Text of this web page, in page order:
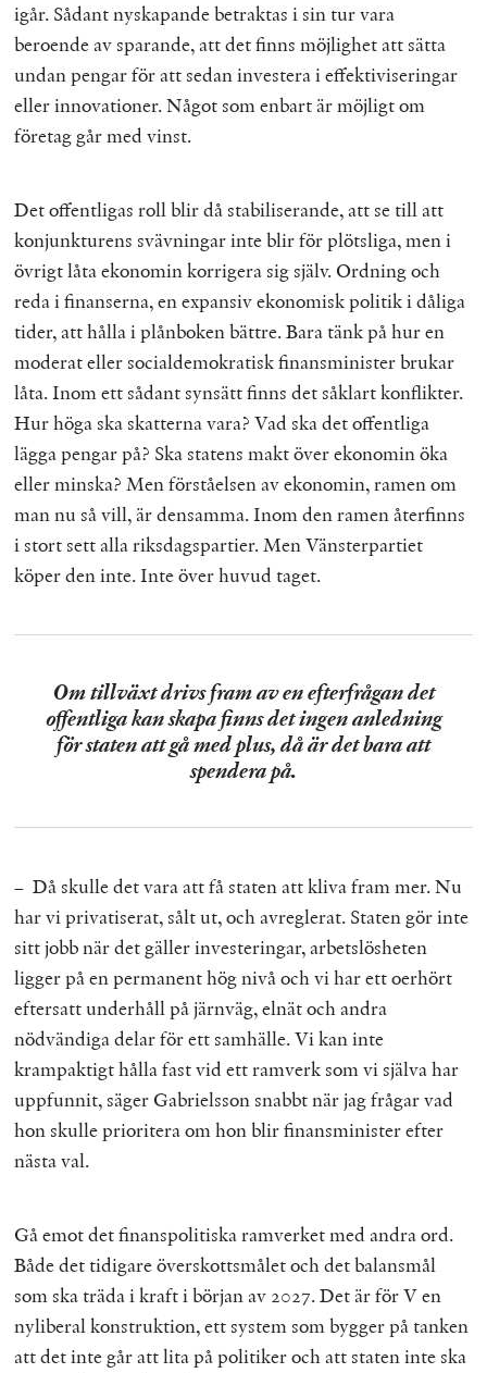
igår. Sådant nyskapande betraktas i sin tur vara
beroende av sparande, att det finns möjlighet att sätta
undan pengar för att sedan investera i effektiviseringar
eller innovationer. Något som enbart är möjligt om
företag går med vinst.
Det offentligas roll blir då stabiliserande, att se till att
konjunkturens svävningar inte blir för plötsliga, men i
övrigt låta ekonomin korrigera sig själv. Ordning och
reda i finanserna, en expansiv ekonomisk politik i dåliga
tider, att hålla i plånboken bättre. Bara tänk på hur en
moderat eller socialdemokratisk finansminister brukar
låta. Inom ett sådant synsätt finns det såklart konflikter.
Hur höga ska skatterna vara? Vad ska det offentliga
lägga pengar på? Ska statens makt över ekonomin öka
eller minska? Men förståelsen av ekonomin, ramen om
man nu så vill, är densamma. Inom den ramen återfinns
i stort sett alla riksdagspartier. Men Vänsterpartiet
köper den inte. Inte över huvud taget.
Om tillväxt drivs fram av en efterfrågan det
offentliga kan skapa finns det ingen anledning
för staten att gå med plus, då är det bara att
spendera på.
– Då skulle det vara att få staten att kliva fram mer. Nu
har vi privatiserat, sålt ut, och avreglerat. Staten gör inte
sitt jobb när det gäller investeringar, arbetslösheten
ligger på en permanent hög nivå och vi har ett oerhört
eftersatt underhåll på järnväg, elnät och andra
nödvändiga delar för ett samhälle. Vi kan inte
krampaktigt hålla fast vid ett ramverk som vi själva har
uppfunnit, säger Gabrielsson snabbt när jag frågar vad
hon skulle prioritera om hon blir finansminister efter
nästa val.
Gå emot det finanspolitiska ramverket med andra ord.
Både det tidigare överskottsmålet och det balansmål
som ska träda i kraft i början av 2027. Det är för V en
nyliberal konstruktion, ett system som bygger på tanken
att det inte går att lita på politiker och att staten inte ska